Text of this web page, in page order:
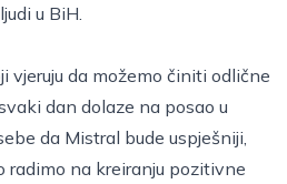
u BiH.
vjeruju da možemo činiti odlične
dan dolaze na posao u
da Mistral bude uspješniji,
na kreiranju pozitivne